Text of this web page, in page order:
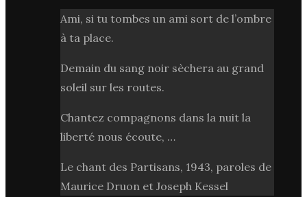
Ami, si tu tombes un ami sort de l’ombre
à ta place.
Demain du sang noir sèchera au grand
soleil sur les routes.
Chantez compagnons dans la nuit la
liberté nous écoute, …
Le chant des Partisans, 1943, paroles de
Maurice Druon et Joseph Kessel